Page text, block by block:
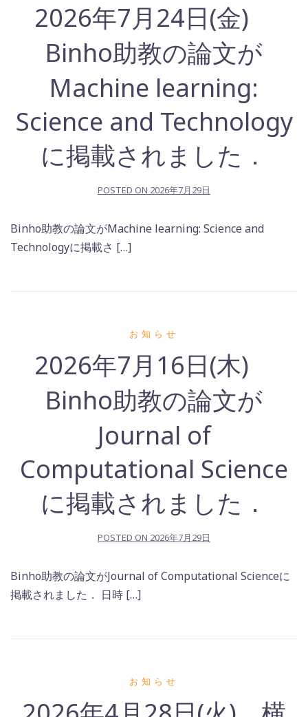
2026年7月24日(金)
Binho助教の論文が
Machine learning:
Science and Technology
に掲載されました．
POSTED ON 2026年7月29日
Binho助教の論文がMachine learning: Science and
Technologyに掲載さ […]
お知らせ
2026年7月16日(木)
Binho助教の論文が
Journal of
Computational Science
に掲載されました．
POSTED ON 2026年7月29日
Binho助教の論文がJournal of Computational Scienceに
掲載されました． 日時 […]
お知らせ